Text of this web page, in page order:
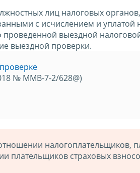
лиц налоговых
с исчислением и уплатой
выездной
выездной проверки.
№ ММВ-7-2/628@)
налогоплательщиков,
плательщиков страховых